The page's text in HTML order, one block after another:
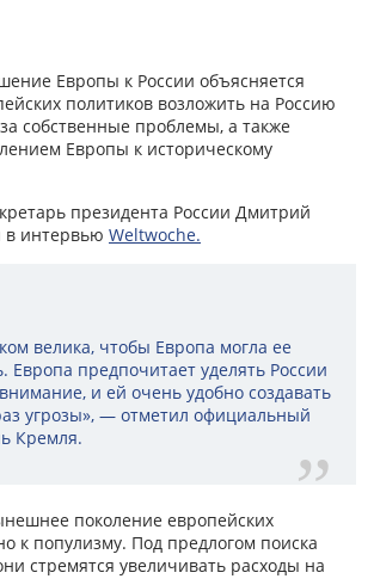
Европы к России объясняется
политиков возложить на Россию
собственные проблемы, а также
Европы к историческому
президента России Дмитрий
в интервью Weltwoche.
велика, чтобы Европа могла ее
Европа предпочитает уделять России
и ей очень удобно создавать
угрозы», — отметил официальный
Кремля.
поколение европейских
к популизму. Под предлогом поиска
стремятся увеличивать расходы на